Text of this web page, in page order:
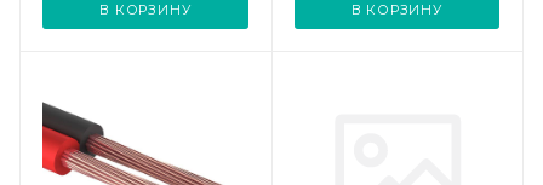
В КОРЗИНУ В КОРЗИНУ